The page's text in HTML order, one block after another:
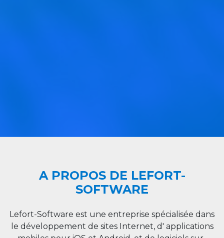
A PROPOS DE LEFORT-
SOFTWARE
Lefort-Software est une entreprise spécialisée dans
le développement de sites Internet, d' applications